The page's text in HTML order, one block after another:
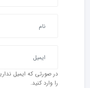
را وارد کنید.